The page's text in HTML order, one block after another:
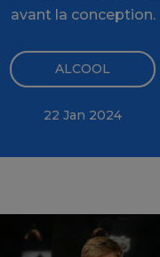
avant la conception.
ALCOOL
22 Jan 2024